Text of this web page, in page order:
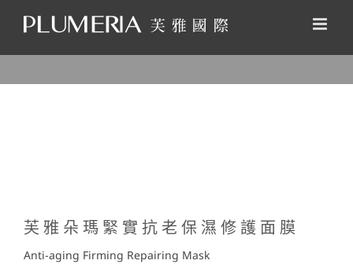
content
芙雅朵瑪緊實抗老保濕修護面膜
Anti-aging Firming Repairing Mask